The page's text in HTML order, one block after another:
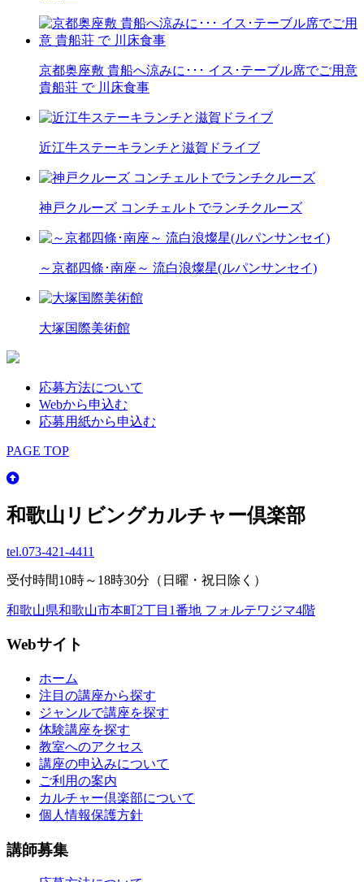
京都奥座敷 貴船へ涼みに･･･ イス･テーブル席でご用意
貴船荘 で 川床食事
近江牛ステーキランチと滋賀ドライブ
神戸クルーズ コンチェルトでランチクルーズ
～京都四條･南座～ 流白浪燦星(ルパンサンセイ)
大塚国際美術館
応募方法について
Webから申込む
応募用紙から申込む
PAGE TOP
和歌山リビングカルチャー倶楽部
tel.073-421-4411
受付時間10時～18時30分（日曜・祝日除く）
和歌山県和歌山市本町2丁目1番地 フォルテワジマ4階
Webサイト
ホーム
注目の講座から探す
ジャンルで講座を探す
体験講座を探す
教室へのアクセス
講座の申込みについて
ご利用の案内
カルチャー倶楽部について
個人情報保護方針
講師募集